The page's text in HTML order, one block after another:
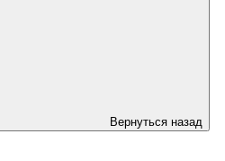
Вернуться назад